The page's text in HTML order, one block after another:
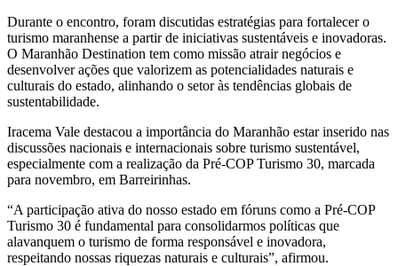
Durante o encontro, foram discutidas estratégias para fortalecer o
turismo maranhense a partir de iniciativas sustentáveis e inovadoras.
O Maranhão Destination tem como missão atrair negócios e
desenvolver ações que valorizem as potencialidades naturais e
culturais do estado, alinhando o setor às tendências globais de
sustentabilidade.
Iracema Vale destacou a importância do Maranhão estar inserido nas
discussões nacionais e internacionais sobre turismo sustentável,
especialmente com a realização da Pré-COP Turismo 30, marcada
para novembro, em Barreirinhas.
“A participação ativa do nosso estado em fóruns como a Pré-COP
Turismo 30 é fundamental para consolidarmos políticas que
alavanquem o turismo de forma responsável e inovadora,
respeitando nossas riquezas naturais e culturais”, afirmou.